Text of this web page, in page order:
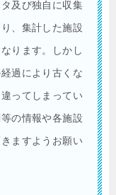
及び独自に収集
、集計した施設
ります。しかし
過により古くな
ってしまってい
の情報や各施設
ますようお願い